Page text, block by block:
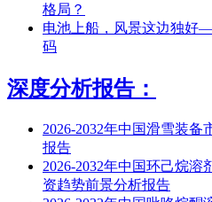
格局？
电池上船，风景这边独好
码
深度分析报告：
2026-2032年中国滑雪装
报告
2026-2032年中国环己烷
资趋势前景分析报告